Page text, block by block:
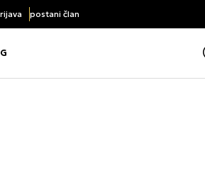
postani član
submenu
submenu